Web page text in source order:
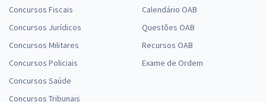
Concursos Fiscais
Concursos Jurídicos
Concursos Militares
Concursos Policiais
Concursos Saúde
Concursos Tribunais
Calendário OAB
Questões OAB
Recursos OAB
Exame de Ordem